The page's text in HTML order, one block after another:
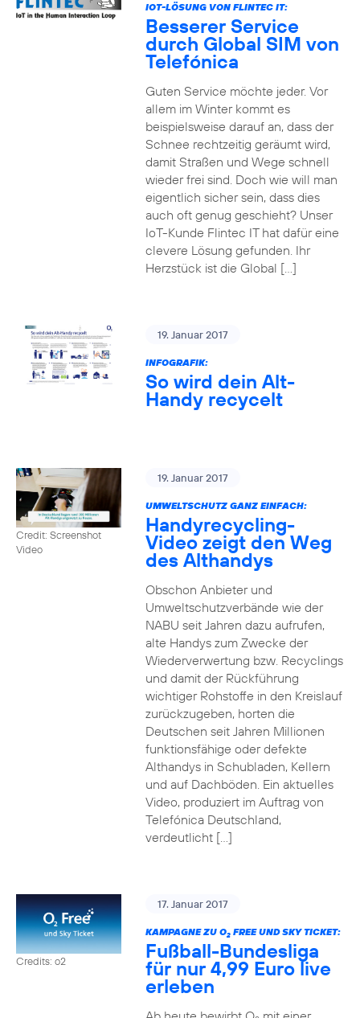
IOT-LÖSUNG VON FLINTEC IT:
Besserer Service
durch Global SIM von
Telefónica
Guten Service möchte jeder. Vor
allem im Winter kommt es
beispielsweise darauf an, dass der
Schnee rechtzeitig geräumt wird,
damit Straßen und Wege schnell
wieder frei sind. Doch wie will man
eigentlich sicher sein, dass dies
auch oft genug geschieht? Unser
IoT-Kunde Flintec IT hat dafür eine
clevere Lösung gefunden. Ihr
Herzstück ist die Global […]
19. Januar 2017
INFOGRAFIK:
So wird dein Alt-
Handy recycelt
Credit: Screenshot
Video
19. Januar 2017
UMWELTSCHUTZ GANZ EINFACH:
Handyrecycling-
Video zeigt den Weg
des Althandys
Obschon Anbieter und
Umweltschutzverbände wie der
NABU seit Jahren dazu aufrufen,
alte Handys zum Zwecke der
Wiederverwertung bzw. Recyclings
und damit der Rückführung
wichtiger Rohstoffe in den Kreislauf
zurückzugeben, horten die
Deutschen seit Jahren Millionen
funktionsfähige oder defekte
Althandys in Schubladen, Kellern
und auf Dachböden. Ein aktuelles
Video, produziert im Auftrag von
Telefónica Deutschland,
verdeutlicht […]
Credits: o2
17. Januar 2017
KAMPAGNE ZU O2FREE UND SKY TICKET:
Fußball-Bundesliga
für nur 4,99 Euro live
erleben